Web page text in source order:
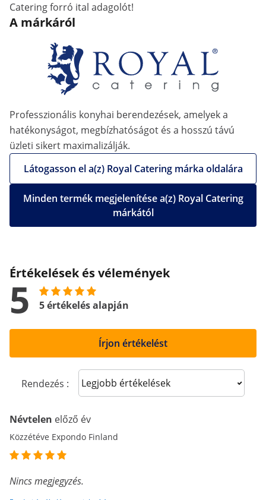
Catering forró ital adagolót!
A márkáról
Professzionális konyhai berendezések, amelyek a
hatékonyságot, megbízhatóságot és a hosszú távú
üzleti sikert maximalizálják.
Látogasson el a(z) Royal Catering márka oldalára
Minden termék megjelenítése a(z) Royal Catering
márkától
Értékelések és vélemények
5 5 értékelés alapján
Írjon értékelést
Rendezés : Sort reviews
Névtelen előző év
Közzétéve Expondo Finland
Nincs megjegyzés.